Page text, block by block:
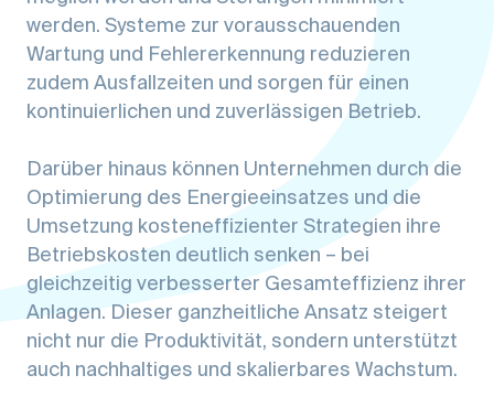
werden. Systeme zur vorausschauenden
Wartung und Fehlererkennung reduzieren
zudem Ausfallzeiten und sorgen für einen
kontinuierlichen und zuverlässigen Betrieb.
Darüber hinaus können Unternehmen durch die
Optimierung des Energieeinsatzes und die
Umsetzung kosteneffizienter Strategien ihre
Betriebskosten deutlich senken – bei
gleichzeitig verbesserter Gesamteffizienz ihrer
Anlagen. Dieser ganzheitliche Ansatz steigert
nicht nur die Produktivität, sondern unterstützt
auch nachhaltiges und skalierbares Wachstum.